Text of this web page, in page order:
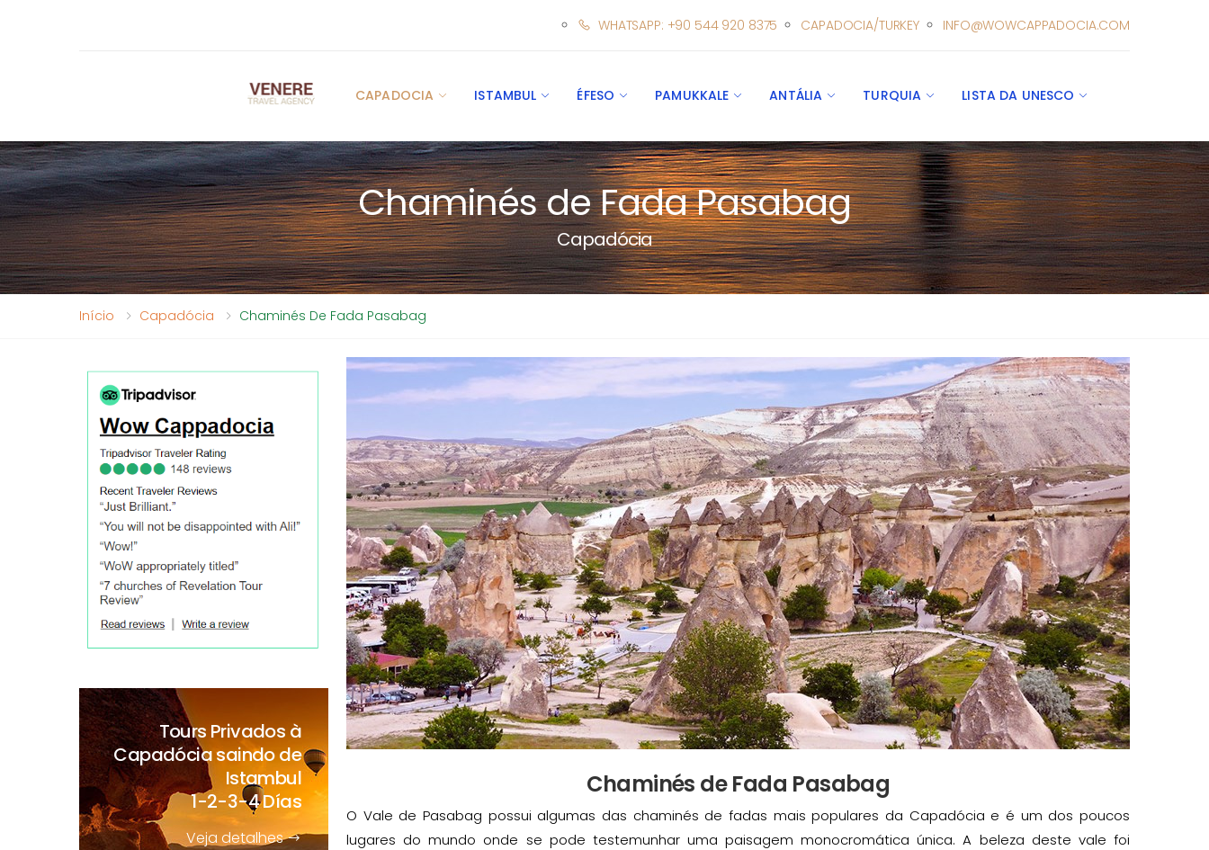
WHATSAPP: +90 544 920 8375 CAPADOCIA/TURKEY INFO@WOWCAPPADOCIA.COM
CAPADOCIA ISTAMBUL ÉFESO PAMUKKALE ANTÁLIA TURQUIA LISTA DA UNESCO
Chaminés de Fada Pasabag
Capadócia
Início Capadócia Chaminés De Fada Pasabag
Chaminés de Fada Pasabag
O Vale de Pasabag possui algumas das chaminés de fadas mais populares da Capadócia e é um dos poucos
lugares do mundo onde se pode testemunhar uma paisagem monocromática única. A beleza deste vale foi
Tours Privados à
Capadócia saindo de
Istambul
1-2-3-4 Días
Veja detalhes